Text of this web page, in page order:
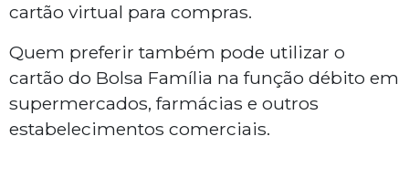
cartão virtual para compras.
Quem preferir também pode utilizar o
cartão do Bolsa Família na função débito em
supermercados, farmácias e outros
estabelecimentos comerciais.